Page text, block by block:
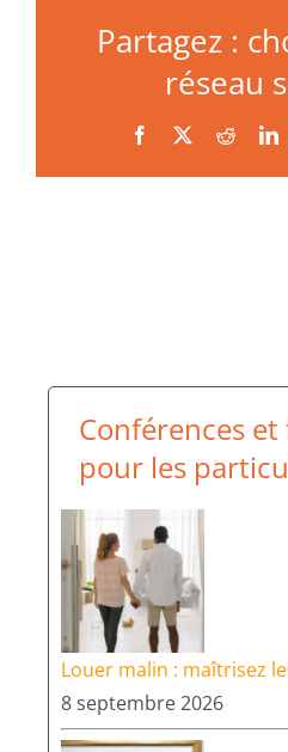
Partagez :
réseau
Facebook Reddit
Conférences
pour les
Louer malin : maîtrisez
8 septembre 2026